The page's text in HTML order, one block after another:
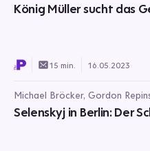
König Müller sucht das
15 min. 16.05.2023
Michael Bröcker, Gordon
Selenskyj in Berlin: Der